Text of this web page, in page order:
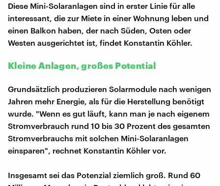
Diese Mini-Solaranlagen sind in erster Linie für alle
interessant, die zur Miete in einer Wohnung leben und
einen Balkon haben, der nach Süden, Osten oder
Westen ausgerichtet ist, findet Konstantin Köhler.
Kleine Anlagen, großes Potential
Grundsätzlich produzieren Solarmodule nach wenigen
Jahren mehr Energie, als für die Herstellung benötigt
wurde. "Wenn es gut läuft, kann man je nach eigenem
Stromverbrauch rund 10 bis 30 Prozent des gesamten
Stromverbrauchs mit solchen Mini-Solaranlagen
einsparen", rechnet Konstantin Köhler vor.
Insgesamt sei das Potenzial ziemlich groß. Rund 60